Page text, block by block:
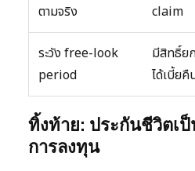
ตามจริง
claim
ระวัง free-look
period
มีสิทธิ์ย
ได้เบี้ยคื
ทิ้งท้าย: ประกันชีวิตเ
การลงทุน